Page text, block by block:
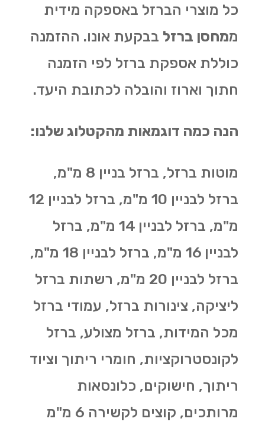
כל מוצרי הברזל באספקה מידית
ממחסן ברזל בבקעת אונו. ההזמנה
כוללת אספקת ברזל לפי הזמנה
חתוך וארוז והובלה לכתובת היעד.
הנה כמה דוגמאות מהקטלוג שלנו:
מוטות ברזל, ברזל בניין 8 מ"מ,
ברזל לבניין 10 מ"מ, ברזל לבניין 12
מ"מ, ברזל לבניין 14 מ"מ, ברזל
לבניין 16 מ"מ, ברזל לבניין 18 מ"מ,
ברזל לבניין 20 מ"מ, רשתות ברזל
ליציקה, צינורות ברזל, עמודי ברזל
מכל המידות, ברזל מצולע, ברזל
לקונסטרוקציות, חומרי ריתוך וציוד
ריתוך, חישוקים, כלונסאות
מרותכים, קוצים לקשירה 6 מ"מ